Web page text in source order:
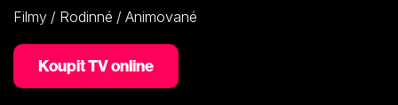
Filmy / Rodinné / Animované
Koupit TV online